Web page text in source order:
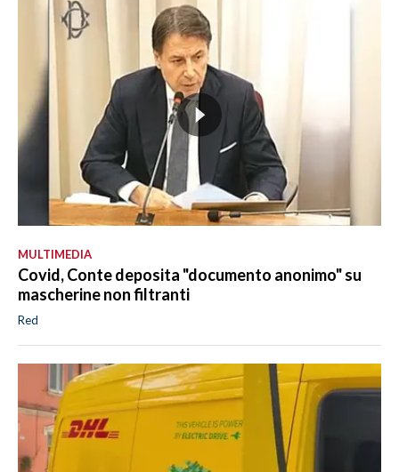
MULTIMEDIA
Covid, Conte deposita "documento anonimo" su
mascherine non filtranti
Red